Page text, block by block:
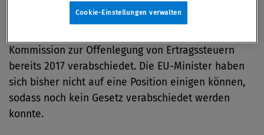
Regeln verhandeln.
Kommission zur Offenlegung von Ertragssteuern
bereits 2017 verabschiedet. Die EU-Minister haben
sich bisher nicht auf eine Position einigen können,
sodass noch kein Gesetz verabschiedet werden
konnte.
Cookie-Einstellungen verwalten